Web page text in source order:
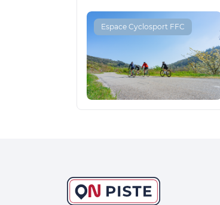
Espace Cyclosport FFC